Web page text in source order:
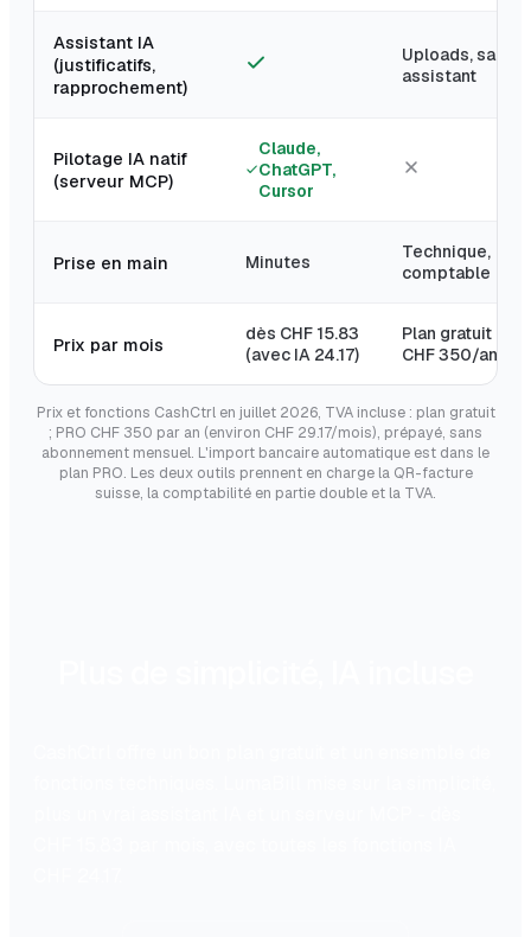
Assistant IA
(justificatifs,
rapprochement)
Uploads, sans
assistant
Pilotage IA natif
(serveur MCP)
Claude,
ChatGPT,
Cursor
Prise en main Minutes
Technique,
comptable
Prix par mois
dès CHF 15.83
(avec IA 24.17)
Plan gratuit ; Pro
CHF 350/an
Prix et fonctions CashCtrl en juillet 2026, TVA incluse : plan gratuit
; PRO CHF 350 par an (environ CHF 29.17/mois), prépayé, sans
abonnement mensuel. L'import bancaire automatique est dans le
plan PRO. Les deux outils prennent en charge la QR-facture
suisse, la comptabilité en partie double et la TVA.